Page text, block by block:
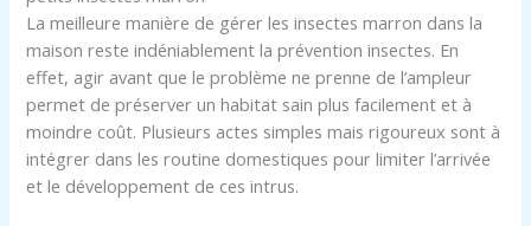
La meilleure manière de gérer les insectes marron dans la
maison reste indéniablement la prévention insectes. En
effet, agir avant que le problème ne prenne de l’ampleur
permet de préserver un habitat sain plus facilement et à
moindre coût. Plusieurs actes simples mais rigoureux sont à
intégrer dans les routine domestiques pour limiter l’arrivée
et le développement de ces intrus.